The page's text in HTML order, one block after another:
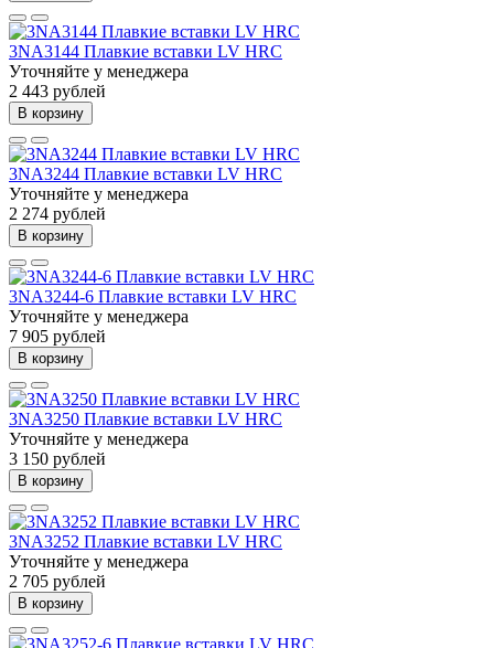
3NA3144 Плавкие вставки LV HRC
Уточняйте у менеджера
2 443 рублей
В корзину
3NA3244 Плавкие вставки LV HRC
Уточняйте у менеджера
2 274 рублей
В корзину
3NA3244-6 Плавкие вставки LV HRC
Уточняйте у менеджера
7 905 рублей
В корзину
3NA3250 Плавкие вставки LV HRC
Уточняйте у менеджера
3 150 рублей
В корзину
3NA3252 Плавкие вставки LV HRC
Уточняйте у менеджера
2 705 рублей
В корзину